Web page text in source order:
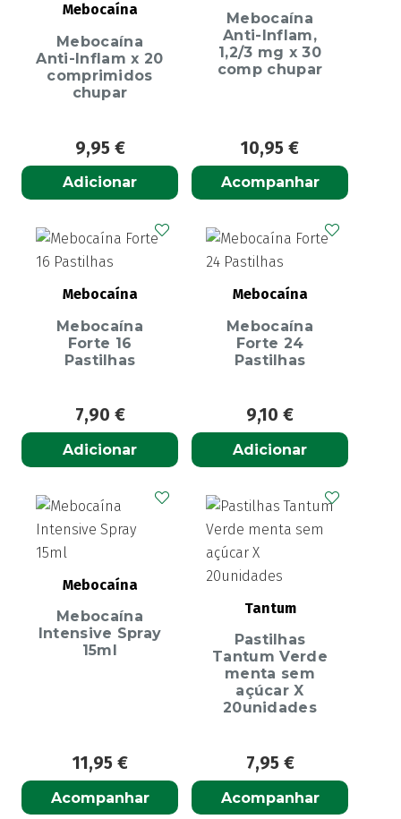
Mebocaína
Mebocaína
Anti-Inflam x 20
comprimidos
chupar
9,95 €
Adicionar
Mebocaína
Anti-Inflam,
1,2/3 mg x 30
comp chupar
10,95 €
Acompanhar
Mebocaína
Mebocaína
Forte 16
Pastilhas
7,90 €
Adicionar
Mebocaína
Mebocaína
Forte 24
Pastilhas
9,10 €
Adicionar
Mebocaína
Mebocaína
Intensive Spray
15ml
11,95 €
Acompanhar
Tantum
Pastilhas
Tantum Verde
menta sem
açúcar X
20unidades
7,95 €
Acompanhar